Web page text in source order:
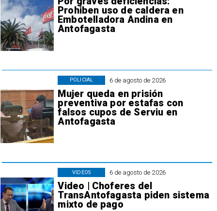
Prohiben uso de caldera en
Embotelladora Andina en
Antofagasta
6 de agosto de 2026
Mujer queda en prisión
preventiva por estafas con
falsos cupos de Serviu en
Antofagasta
POLICIAL
6 de agosto de 2026
Video | Choferes del
TransAntofagasta piden sistema
mixto de pago
VIDEOS